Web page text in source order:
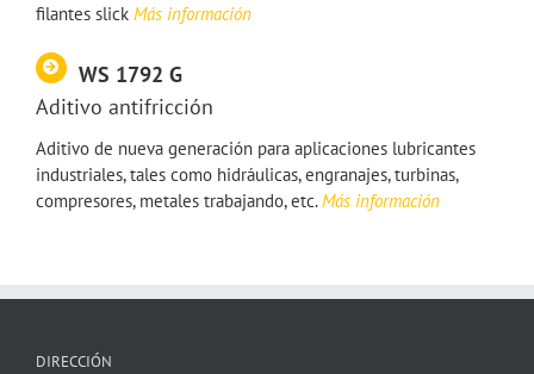
filantes slick Más información
WS 1792 G
Aditivo antifricción
Aditivo de nueva generación para aplicaciones lubricantes
industriales, tales como hidráulicas, engranajes, turbinas,
compresores, metales trabajando, etc. Más información
DIRECCIÓN